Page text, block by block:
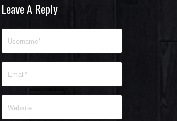
Leave A Reply